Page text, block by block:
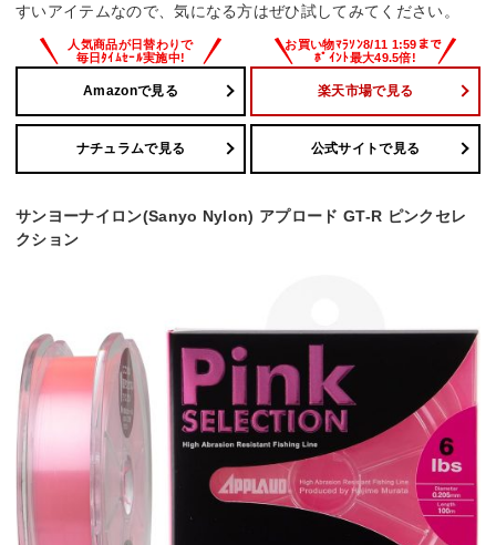
すいアイテムなので、気になる方はぜひ試してみてください。
Amazonで見る 楽天市場で見る
ナチュラムで見る 公式サイトで見る
サンヨーナイロン(Sanyo Nylon) アプロード GT-R ピンクセレ
クション